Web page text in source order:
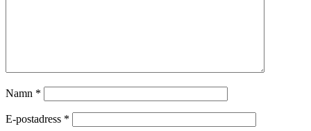
Namn *
E-postadress *